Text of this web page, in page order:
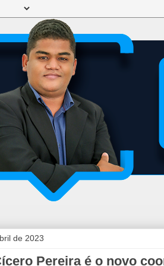
de 2023
Pereira é o novo